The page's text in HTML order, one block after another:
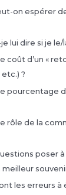
on espérer
lui dire si je
coût d’un «
?
pourcentage
rôle de la
poser
les erreurs à